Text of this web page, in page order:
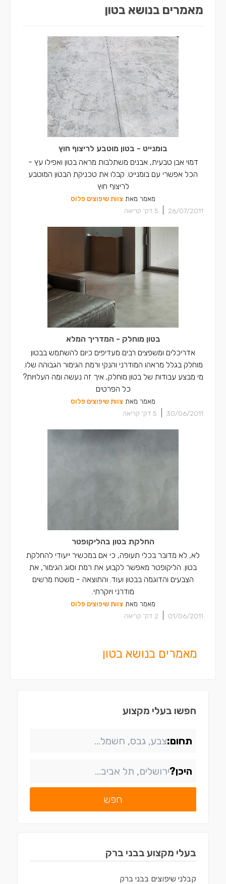
מאמרים בנושא בטון
בומנייט - בטון מוטבע לריצוף חוץ
דמוי אבן טבעית, אבנים משתלבות מראה בטון ואפילו עץ -
הכל אפשרי עם בומנייט. קבלו את טכניקת הבטון המוטבע
לריצוף חוץ
מאמר מאת צוות שיפוצים פלוס
26/07/2011
5 דק' קריאה
בטון מוחלק - המדריך המלא
אדריכלים ומשפצים רבים מעדיפים כיום להשתמש בבטון
מוחלק בגלל מראהו המודרני והנקי ורמת הגימור הגבוהה שלו.
מי מבצע עבודות של בטון מוחלק, איך זה נעשה ומה העלויות?
כל הפרטים
מאמר מאת צוות שיפוצים פלוס
30/06/2011
5 דק' קריאה
החלקת בטון בהליקופטר
לא, לא מדובר בכלי תעופה, כי אם במכשיר ייעודי להחלקת
בטון. הליקופטר מאפשר לקבוע את רמת וסוג הגימור, את
הצבעים והדוגמה בבטון ועוד. והתוצאה - משטח מרשים
מודרני ויוקרתי.
מאמר מאת צוות שיפוצים פלוס
01/06/2011
2 דק' קריאה
מאמרים בנושא בטון
חפשו בעלי מקצוע
תחום:
היכן?
חפש
בעלי מקצוע בבני ברק
קבלני שיפוצים בבני ברק